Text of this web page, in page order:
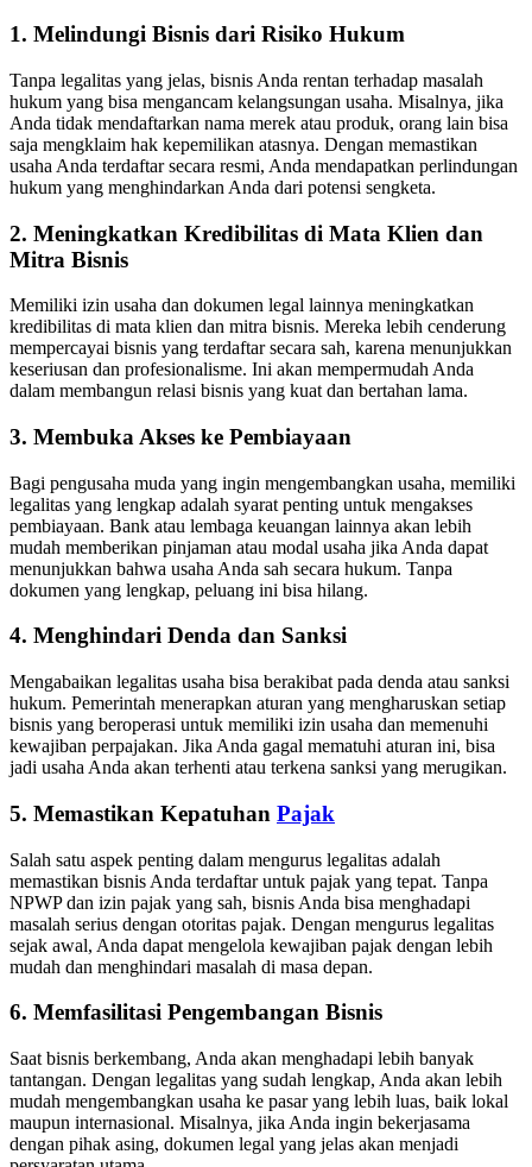
1. Melindungi Bisnis dari Risiko Hukum
Tanpa legalitas yang jelas, bisnis Anda rentan terhadap masalah
hukum yang bisa mengancam kelangsungan usaha. Misalnya, jika
Anda tidak mendaftarkan nama merek atau produk, orang lain bisa
saja mengklaim hak kepemilikan atasnya. Dengan memastikan
usaha Anda terdaftar secara resmi, Anda mendapatkan perlindungan
hukum yang menghindarkan Anda dari potensi sengketa.
2. Meningkatkan Kredibilitas di Mata Klien dan
Mitra Bisnis
Memiliki izin usaha dan dokumen legal lainnya meningkatkan
kredibilitas di mata klien dan mitra bisnis. Mereka lebih cenderung
mempercayai bisnis yang terdaftar secara sah, karena menunjukkan
keseriusan dan profesionalisme. Ini akan mempermudah Anda
dalam membangun relasi bisnis yang kuat dan bertahan lama.
3. Membuka Akses ke Pembiayaan
Bagi pengusaha muda yang ingin mengembangkan usaha, memiliki
legalitas yang lengkap adalah syarat penting untuk mengakses
pembiayaan. Bank atau lembaga keuangan lainnya akan lebih
mudah memberikan pinjaman atau modal usaha jika Anda dapat
menunjukkan bahwa usaha Anda sah secara hukum. Tanpa
dokumen yang lengkap, peluang ini bisa hilang.
4. Menghindari Denda dan Sanksi
Mengabaikan legalitas usaha bisa berakibat pada denda atau sanksi
hukum. Pemerintah menerapkan aturan yang mengharuskan setiap
bisnis yang beroperasi untuk memiliki izin usaha dan memenuhi
kewajiban perpajakan. Jika Anda gagal mematuhi aturan ini, bisa
jadi usaha Anda akan terhenti atau terkena sanksi yang merugikan.
5. Memastikan Kepatuhan Pajak
Salah satu aspek penting dalam mengurus legalitas adalah
memastikan bisnis Anda terdaftar untuk pajak yang tepat. Tanpa
NPWP dan izin pajak yang sah, bisnis Anda bisa menghadapi
masalah serius dengan otoritas pajak. Dengan mengurus legalitas
sejak awal, Anda dapat mengelola kewajiban pajak dengan lebih
mudah dan menghindari masalah di masa depan.
6. Memfasilitasi Pengembangan Bisnis
Saat bisnis berkembang, Anda akan menghadapi lebih banyak
tantangan. Dengan legalitas yang sudah lengkap, Anda akan lebih
mudah mengembangkan usaha ke pasar yang lebih luas, baik lokal
maupun internasional. Misalnya, jika Anda ingin bekerjasama
dengan pihak asing, dokumen legal yang jelas akan menjadi